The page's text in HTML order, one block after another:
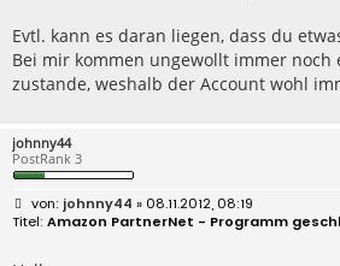
Evtl. kann es daran liegen, dass du
Bei mir kommen ungewollt immer noch
zustande, weshalb der Account wohl
johnny44
PostRank 3
B
e
johnny44 » 08.11.2012, 08:19
Amazon PartnerNet - Programm